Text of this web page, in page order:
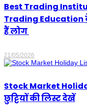
Best Trading
Trading Education
हैं लोग
21/05/2026
Stock Market
छुट्टियों की लिस्ट देखें